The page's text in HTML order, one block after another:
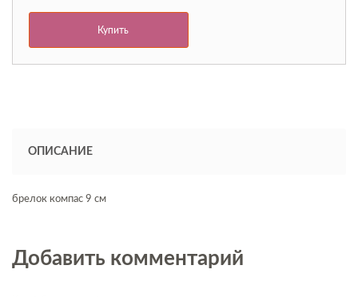
Купить
ОПИСАНИЕ
брелок компас 9 см
Добавить комментарий